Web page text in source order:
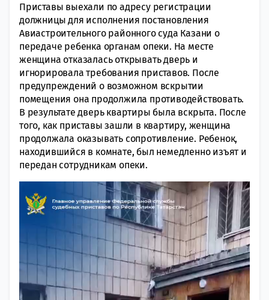
Приставы выехали по адресу регистрации
должницы для исполнения постановления
Авиастроительного районного суда Казани о
передаче ребенка органам опеки. На месте
женщина отказалась открывать дверь и
игнорировала требования приставов. После
предупреждений о возможном вскрытии
помещения она продолжила противодействовать.
В результате дверь квартиры была вскрыта. После
того, как приставы зашли в квартиру, женщина
продолжала оказывать сопротивление. Ребенок,
находившийся в комнате, был немедленно изъят и
передан сотрудникам опеки.